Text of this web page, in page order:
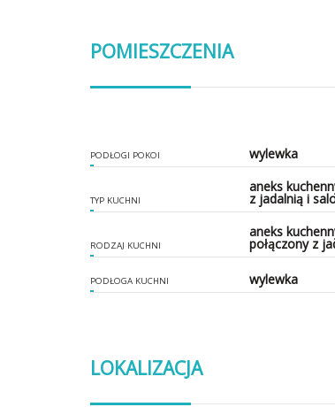
POMIESZCZENIA
PODŁOGI POKOI wylewka
TYP KUCHNI
aneks
z jadalnią i
RODZAJ KUCHNI
aneks
połączony z
PODŁOGA KUCHNI wylewka
LOKALIZACJA